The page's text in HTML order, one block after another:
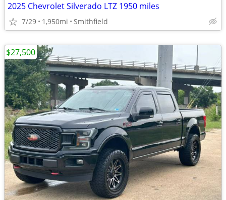
2025 Chevrolet Silverado LTZ 1950 miles
7/29 1,950mi Smithfield
$27,500